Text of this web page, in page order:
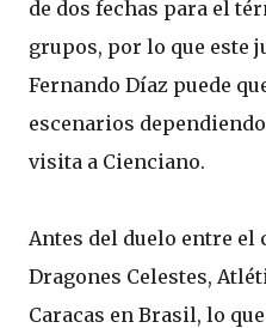
de dos fechas para el
grupos, por lo que este
Fernando Díaz puede
escenarios
visita a Cienciano.
Antes del duelo entre el
Dragones Celestes,
Caracas en Brasil, lo